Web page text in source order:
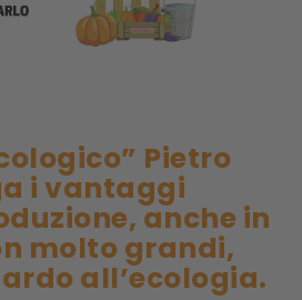
Pietro
i vantaggi
anche in
molto grandi,
all’ecologia.